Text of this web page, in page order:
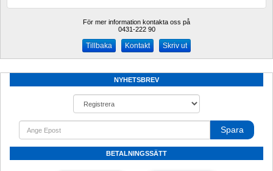
För mer information kontakta oss på
0431-222 90
Kontakt Skriv ut
NYHETSBREV
Spara
BETALNINGSSÄTT